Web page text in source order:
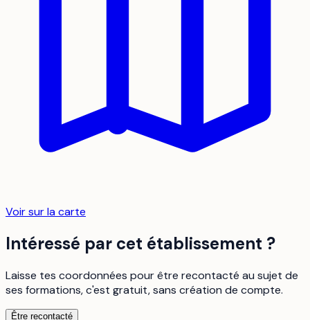
Voir sur la carte
Intéressé par cet établissement ?
Laisse tes coordonnées pour être recontacté au sujet de
ses formations, c'est gratuit, sans création de compte.
Être recontacté